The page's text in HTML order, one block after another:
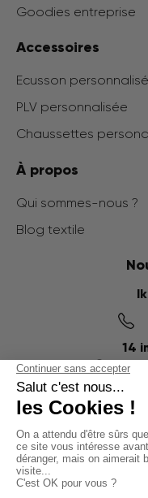
Goodies entreprise
Accessoires
Ecusson personnalisé
PLV personnalisée
Chaussettes
À propos
Qui sommes-nous ?
Blog textile
14
58